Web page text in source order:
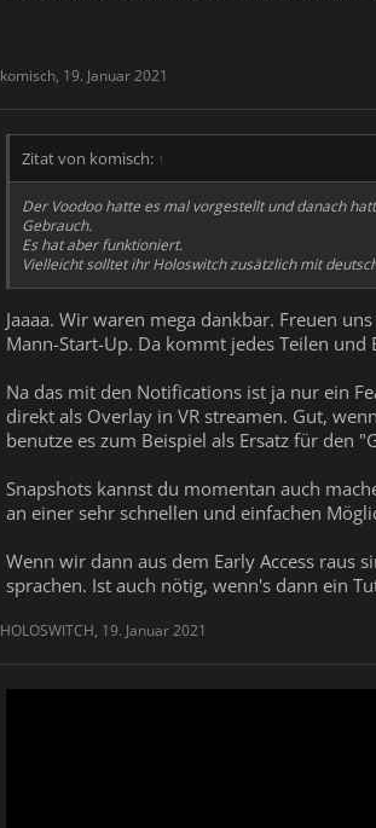
komisch, 19. Januar 2021
Zitat von komisch: ↑
Der Voodoo hatte es mal vorgestellt und danach
Gebrauch.
Es hat aber funktioniert.
Vielleicht solltet ihr Holoswitch zusätzlich mit
Jaaaa. Wir waren mega dankbar. Freuen
Mann-Start-Up. Da kommt jedes Teilen und
Na das mit den Notifications ist ja nur ein
direkt als Overlay in VR streamen. Gut,
benutze es zum Beispiel als Ersatz für den
Snapshots kannst du momentan auch
an einer sehr schnellen und einfachen
Wenn wir dann aus dem Early Access raus
sprachen. Ist auch nötig, wenn's dann ein
HOLOSWITCH, 19. Januar 2021